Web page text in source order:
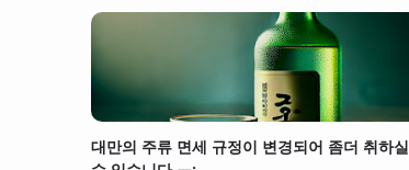
대만의 주류 면세 규정이 변경되어 좀더 취하실